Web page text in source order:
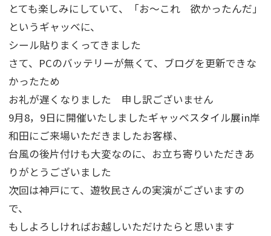
とても楽しみにしていて、「お～これ 欲かったんだ」
というギャッベに、
シール貼りまくってきました
さて、PCのバッテリーが無くて、ブログを更新できな
かったため
お礼が遅くなりました 申し訳ございません
9月8，9日に開催いたしましたギャッベスタイル展in岸
和田にご来場いただきましたお客様、
台風の後片付けも大変なのに、お立ち寄りいただきあ
りがとうございました
次回は神戸にて、遊牧民さんの実演がございますの
で、
もしよろしければお越しいただけたらと思います